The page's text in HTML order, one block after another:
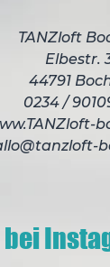
TANZloft
Elbestr.
44791
0234 /